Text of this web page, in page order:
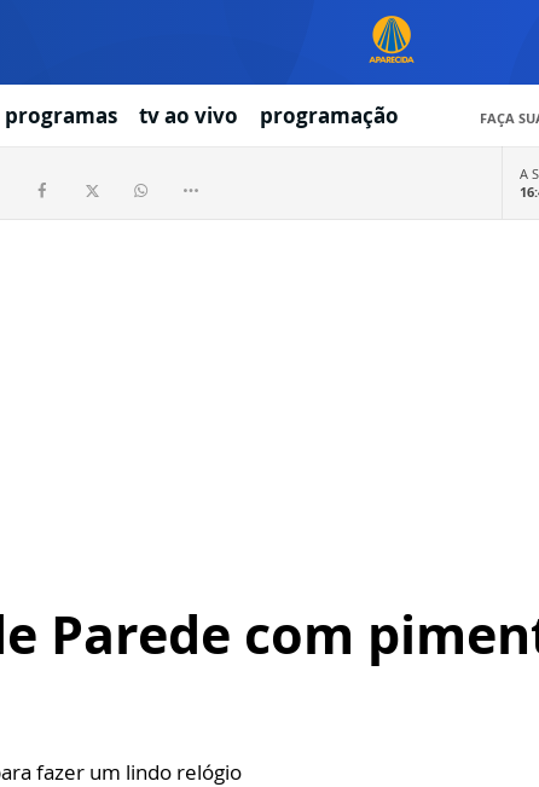
programas tv ao vivo programação FAÇA
A
Parede com
fazer um lindo relógio